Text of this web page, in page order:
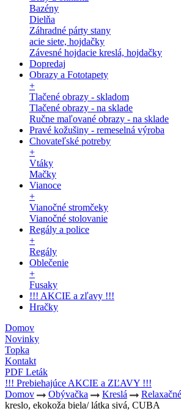
Bazény
Dielňa
Záhradné párty stany
acie siete, hojdačky
Závesné hojdacie kreslá, hojdačky
Dopredaj
Obrazy a Fototapety
+
Tlačené obrazy - skladom
Tlačené obrazy - na sklade
Ručne maľované obrazy - na sklade
Pravé kožušiny - remeselná výroba
Chovateľské potreby
+
Vtáky
Mačky
Vianoce
+
Vianočné stromčeky
Vianočné stolovanie
Regály a police
+
Regály
Oblečenie
+
Fusaky
!!! AKCIE a zľavy !!!
Hračky
Domov
Novinky
Topka
Kontakt
PDF Leták
!!! Prebiehajúce AKCIE a ZĽAVY !!!
Domov
Obývačka Kreslá
kreslo, ekokoža biela/ látka sivá, CUBA